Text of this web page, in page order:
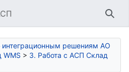
интеграционным решениям АО
> 3. Работа с АСП Склад